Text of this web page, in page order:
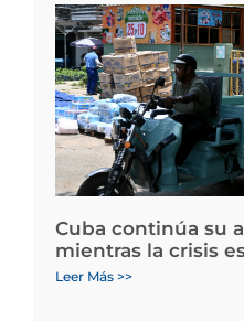
Cuba continúa su
mientras la crisis
Leer Más >>